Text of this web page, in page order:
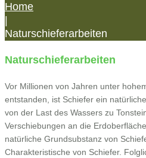
Home
Naturschieferarbeiten
Naturschieferarbeiten
Vor Millionen von Jahren unter
entstanden, ist Schiefer ein
von der Last des Wassers zu
Verschiebungen an die
natürliche Grundsubstanz von
Charakteristische von Schiefer.